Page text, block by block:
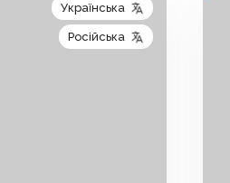
Українська
Російська